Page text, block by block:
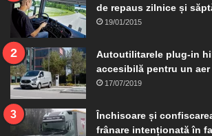
de repaus zilnice și
19/01/2015
Autoutilitarele plug-in
accesibilă pentru un
17/07/2019
Închisoare și
frânare intenționată în